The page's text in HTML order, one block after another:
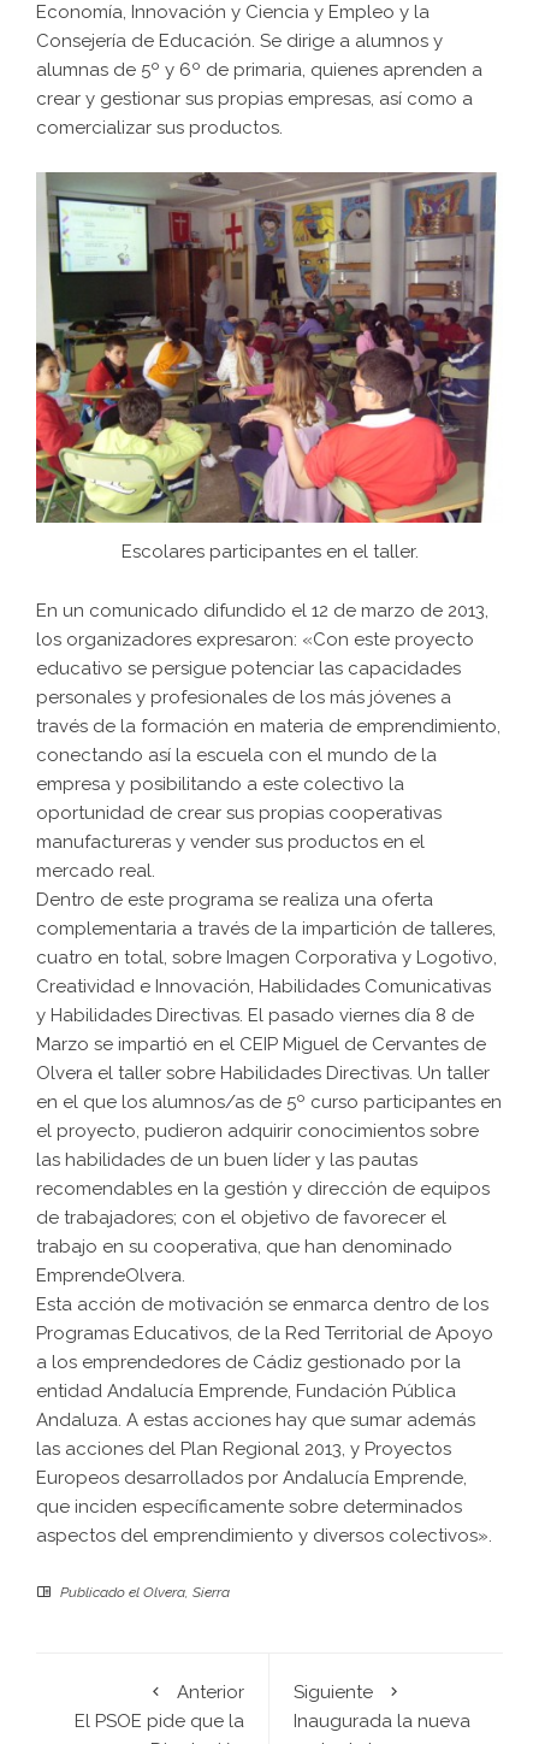
Economía, Innovación y Ciencia y Empleo y la
Consejería de Educación. Se dirige a alumnos y
alumnas de 5º y 6º de primaria, quienes aprenden a
crear y gestionar sus propias empresas, así como a
comercializar sus productos.
Escolares participantes en el taller.
En un comunicado difundido el 12 de marzo de 2013,
los organizadores expresaron: «Con este proyecto
educativo se persigue potenciar las capacidades
personales y profesionales de los más jóvenes a
través de la formación en materia de emprendimiento,
conectando así la escuela con el mundo de la
empresa y posibilitando a este colectivo la
oportunidad de crear sus propias cooperativas
manufactureras y vender sus productos en el
mercado real.
Dentro de este programa se realiza una oferta
complementaria a través de la impartición de talleres,
cuatro en total, sobre Imagen Corporativa y Logotivo,
Creatividad e Innovación, Habilidades Comunicativas
y Habilidades Directivas. El pasado viernes día 8 de
Marzo se impartió en el CEIP Miguel de Cervantes de
Olvera el taller sobre Habilidades Directivas. Un taller
en el que los alumnos/as de 5º curso participantes en
el proyecto, pudieron adquirir conocimientos sobre
las habilidades de un buen líder y las pautas
recomendables en la gestión y dirección de equipos
de trabajadores; con el objetivo de favorecer el
trabajo en su cooperativa, que han denominado
EmprendeOlvera.
Esta acción de motivación se enmarca dentro de los
Programas Educativos, de la Red Territorial de Apoyo
a los emprendedores de Cádiz gestionado por la
entidad Andalucía Emprende, Fundación Pública
Andaluza. A estas acciones hay que sumar además
las acciones del Plan Regional 2013, y Proyectos
Europeos desarrollados por Andalucía Emprende,
que inciden específicamente sobre determinados
aspectos del emprendimiento y diversos colectivos».
Publicado el Olvera, Sierra
Anterior
El PSOE pide que la
Siguiente
Inaugurada la nueva